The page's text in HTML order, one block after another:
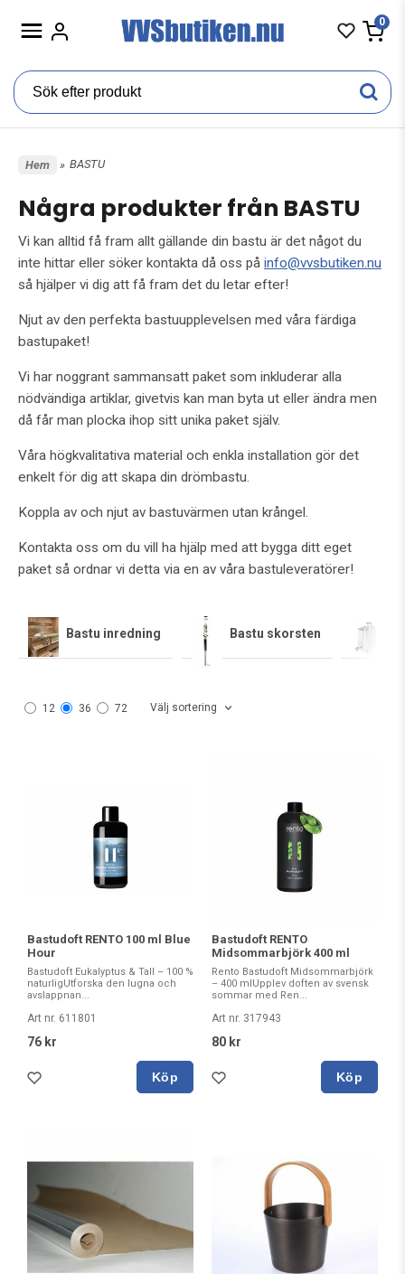
0
Hem » BASTU
Några produkter från BASTU
Vi kan alltid få fram allt gällande din bastu är det något du
inte hittar eller söker kontakta då oss på info@vvsbutiken.nu
så hjälper vi dig att få fram det du letar efter!
Njut av den perfekta bastuupplevelsen med våra färdiga
bastupaket!
Vi har noggrant sammansatt paket som inkluderar alla
nödvändiga artiklar, givetvis kan man byta ut eller ändra men
då får man plocka ihop sitt unika paket själv.
Våra högkvalitativa material och enkla installation gör det
enkelt för dig att skapa din drömbastu.
Koppla av och njut av bastuvärmen utan krångel.
Kontakta oss om du vill ha hjälp med att bygga ditt eget
paket så ordnar vi detta via en av våra bastuleveratörer!
Bastu inredning Bastu skorsten
12 36 72 Välj sortering
Bastudoft RENTO 100 ml Blue
Hour
Bastudoft Eukalyptus & Tall – 100 %
naturligUtforska den lugna och
avslappnan...
Art nr. 611801
76 kr
Köp
Bastudoft RENTO
Midsommarbjörk 400 ml
Rento Bastudoft Midsommarbjörk
– 400 mlUpplev doften av svensk
sommar med Ren...
Art nr. 317943
80 kr
Köp